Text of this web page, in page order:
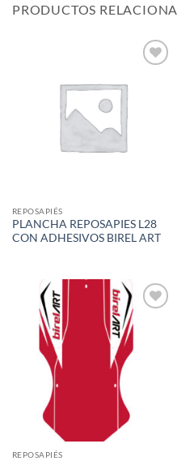
PRODUCTOS
REPOSAPIÉS
PLANCHA REPOSAPIES L28
CON ADHESIVOS BIREL ART
REPOSAPIÉS